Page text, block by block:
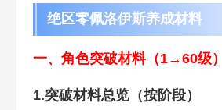
绝区零佩洛伊斯养成材料
一、角色突破材料（1→60级）
1.突破材料总览（按阶段）